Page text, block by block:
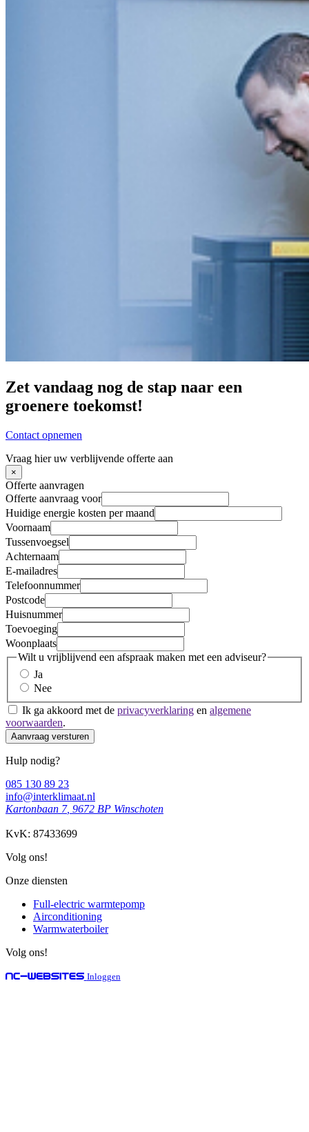
Zet vandaag nog de stap naar een
groenere toekomst!
Contact opnemen
Vraag hier uw verblijvende offerte aan
×
Offerte aanvragen
Offerte aanvraag voor
Huidige energie kosten per maand
Voornaam
Tussenvoegsel
Achternaam
E-mailadres
Telefoonnummer
Postcode
Huisnummer
Toevoeging
Woonplaats
Wilt u vrijblijvend een afspraak maken met een adviseur?
Ja
Nee
Ik ga akkoord met de privacyverklaring en algemene
voorwaarden.
Aanvraag versturen
Hulp nodig?
085 130 89 23
info@interklimaat.nl
Kartonbaan 7, 9672 BP Winschoten
KvK: 87433699
Volg ons!
Onze diensten
Full-electric warmtepomp
Airconditioning
Warmwaterboiler
Volg ons!
Inloggen